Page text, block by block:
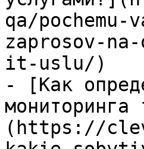
qa/
zaprosov-
it-uslu/)
- [Как
мониторинга
(https://